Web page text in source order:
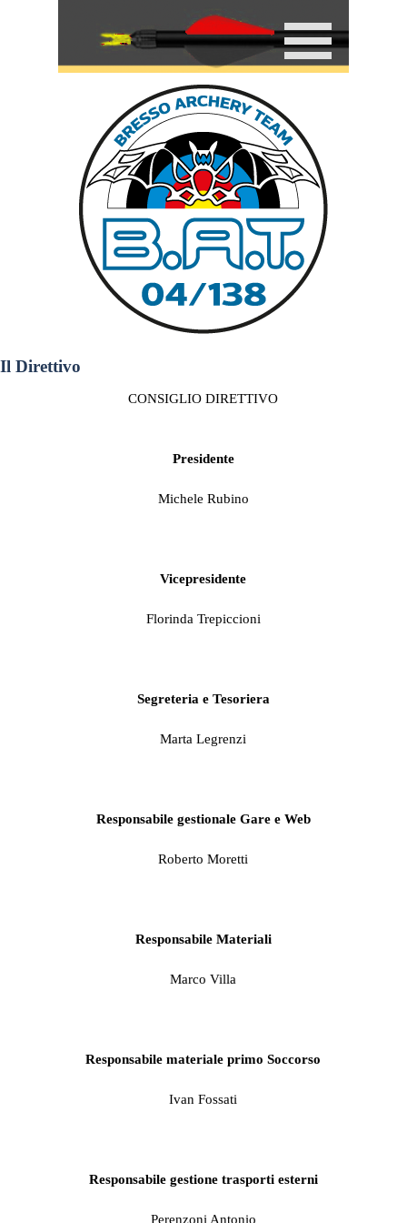
Il Direttivo
CONSIGLIO DIRETTIVO
Presidente
Michele Rubino
Vicepresidente
Florinda Trepiccioni
Segreteria e Tesoriera
Marta Legrenzi
Responsabile gestionale Gare e Web
Roberto Moretti
Responsabile Materiali
Marco Villa
Responsabile materiale primo Soccorso
Ivan Fossati
Responsabile gestione trasporti esterni
Perenzoni Antonio